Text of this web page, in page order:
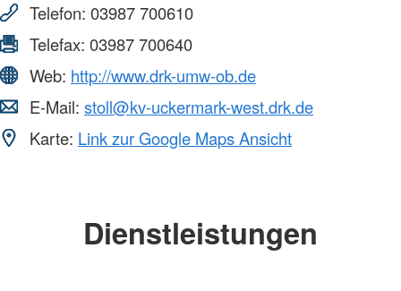
Telefon: 03987 700610
Telefax: 03987 700640
Web: http://www.drk-umw-ob.de
E-Mail: stoll@kv-uckermark-west.drk.de
Karte: Link zur Google Maps Ansicht
Dienstleistungen